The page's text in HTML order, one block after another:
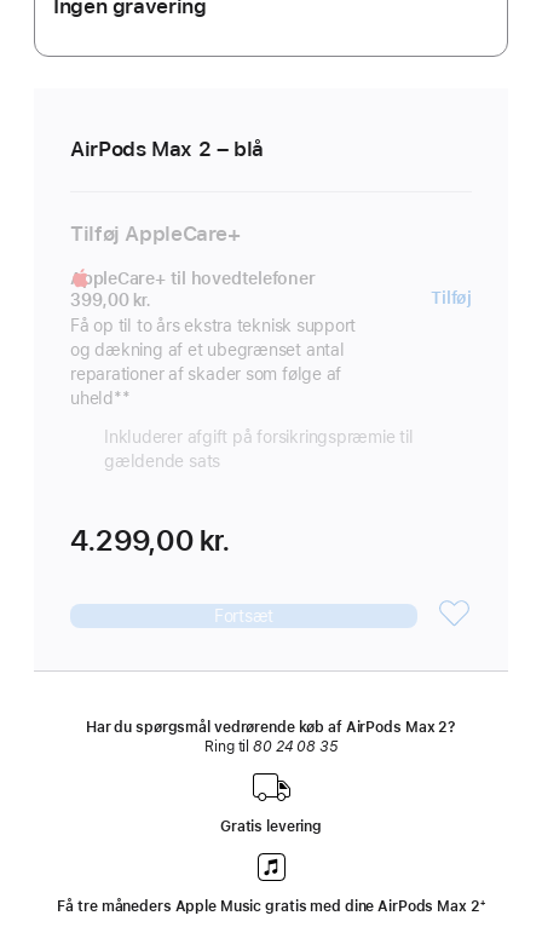
Ingen gravering
AirPods Max 2 – blå
Tilføj AppleCare+
AppleCare+ til hovedtelefoner
399,00 kr.
Få op til to års ekstra teknisk support
og dækning af et ubegrænset antal
reparationer af skader som følge af
uheld Fodnote
**
Tilføj
Inkluderer afgift på forsikringspræmie til
gældende sats
4.299,00 kr.
Fortsæt
Har du spørgsmål vedrørende køb af AirPods Max 2?
Ring til80 24 08 35
Gratis levering
Få tre måneders Apple Music gratis med dine AirPods Max 2‍Fodnote
‍⁺